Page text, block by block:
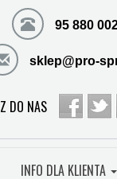
95 880
sklep@pro-
DO NAS
INFO DLA KLIENTA